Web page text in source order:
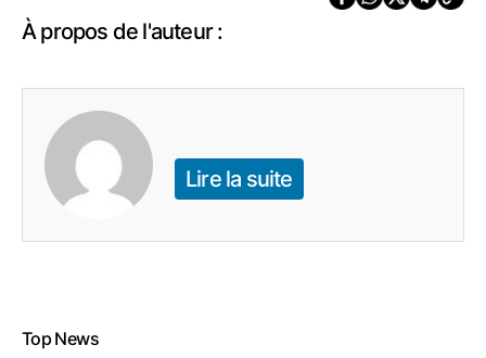
À propos de l'auteur :
Lire la suite
Top News